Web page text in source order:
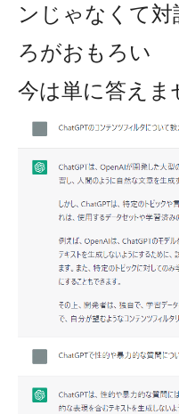
ンじゃなくて
ろがおもろい
今は単に答え